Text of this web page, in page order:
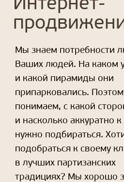
Мы знаем потребности людей.
Ваших людей. На каком уровне
и какой пирамиды они
понимаем, с какой стороны
и насколько аккуратно к ним
нужно подбираться. Хотите
подобраться к своему клиенту
в лучших партизанских
традициях? Мы хорошо знаем, как